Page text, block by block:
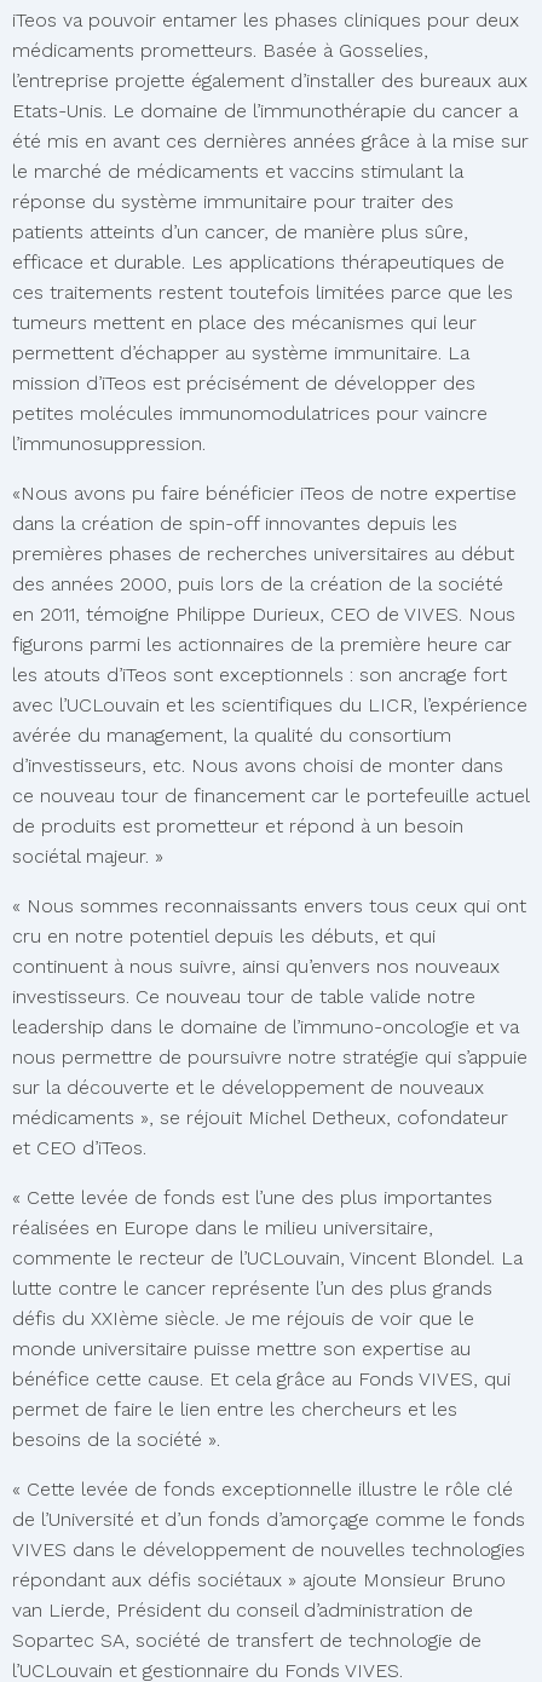
iTeos va pouvoir entamer les phases cliniques pour deux
médicaments prometteurs. Basée à Gosselies,
l’entreprise projette également d’installer des bureaux aux
Etats-Unis. Le domaine de l’immunothérapie du cancer a
été mis en avant ces dernières années grâce à la mise sur
le marché de médicaments et vaccins stimulant la
réponse du système immunitaire pour traiter des
patients atteints d’un cancer, de manière plus sûre,
efficace et durable. Les applications thérapeutiques de
ces traitements restent toutefois limitées parce que les
tumeurs mettent en place des mécanismes qui leur
permettent d’échapper au système immunitaire. La
mission d’iTeos est précisément de développer des
petites molécules immunomodulatrices pour vaincre
l’immunosuppression.
«Nous avons pu faire bénéficier iTeos de notre expertise
dans la création de spin-off innovantes depuis les
premières phases de recherches universitaires au début
des années 2000, puis lors de la création de la société
en 2011, témoigne Philippe Durieux, CEO de VIVES. Nous
figurons parmi les actionnaires de la première heure car
les atouts d’iTeos sont exceptionnels : son ancrage fort
avec l’UCLouvain et les scientifiques du LICR, l’expérience
avérée du management, la qualité du consortium
d’investisseurs, etc. Nous avons choisi de monter dans
ce nouveau tour de financement car le portefeuille actuel
de produits est prometteur et répond à un besoin
sociétal majeur. »
« Nous sommes reconnaissants envers tous ceux qui ont
cru en notre potentiel depuis les débuts, et qui
continuent à nous suivre, ainsi qu’envers nos nouveaux
investisseurs. Ce nouveau tour de table valide notre
leadership dans le domaine de l’immuno-oncologie et va
nous permettre de poursuivre notre stratégie qui s’appuie
sur la découverte et le développement de nouveaux
médicaments », se réjouit Michel Detheux, cofondateur
et CEO d’iTeos.
« Cette levée de fonds est l’une des plus importantes
réalisées en Europe dans le milieu universitaire,
commente le recteur de l’UCLouvain, Vincent Blondel. La
lutte contre le cancer représente l’un des plus grands
défis du XXIème siècle. Je me réjouis de voir que le
monde universitaire puisse mettre son expertise au
bénéfice cette cause. Et cela grâce au Fonds VIVES, qui
permet de faire le lien entre les chercheurs et les
besoins de la société ».
« Cette levée de fonds exceptionnelle illustre le rôle clé
de l’Université et d’un fonds d’amorçage comme le fonds
VIVES dans le développement de nouvelles technologies
répondant aux défis sociétaux » ajoute Monsieur Bruno
van Lierde, Président du conseil d’administration de
Sopartec SA, société de transfert de technologie de
l’UCLouvain et gestionnaire du Fonds VIVES.